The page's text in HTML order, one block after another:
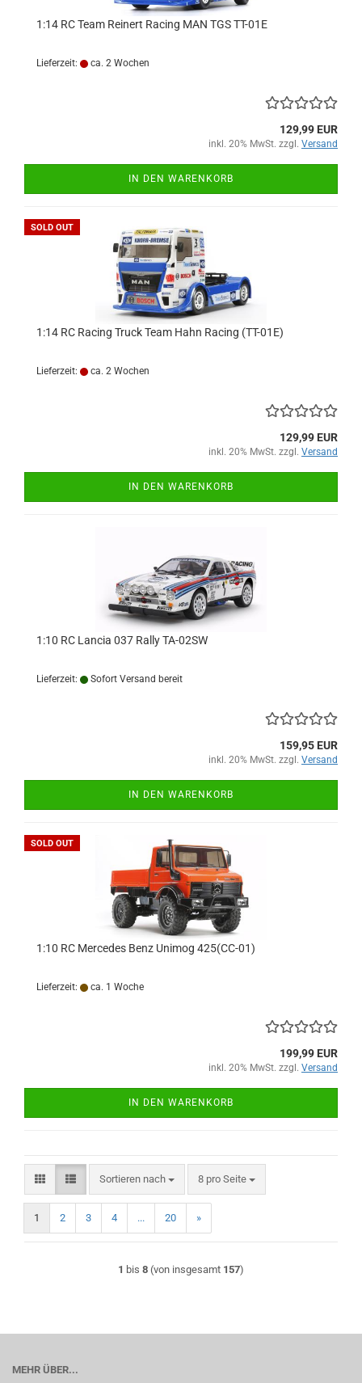
1:14 RC Team Reinert Racing MAN TGS TT-01E
Lieferzeit: ca. 2 Wochen
129,99 EUR
inkl. 20% MwSt. zzgl. Versand
IN DEN WARENKORB
SOLD OUT
1:14 RC Racing Truck Team Hahn Racing (TT-01E)
Lieferzeit: ca. 2 Wochen
129,99 EUR
inkl. 20% MwSt. zzgl. Versand
IN DEN WARENKORB
1:10 RC Lancia 037 Rally TA-02SW
Lieferzeit: Sofort Versand bereit
159,95 EUR
inkl. 20% MwSt. zzgl. Versand
IN DEN WARENKORB
SOLD OUT
1:10 RC Mercedes Benz Unimog 425(CC-01)
Lieferzeit: ca. 1 Woche
199,99 EUR
inkl. 20% MwSt. zzgl. Versand
IN DEN WARENKORB
Sortieren nach
Sortieren nach 8 pro Seite
pro Seite
1 2 3 4 ... 20 »
1 bis 8 (von insgesamt 157)
MEHR ÜBER...